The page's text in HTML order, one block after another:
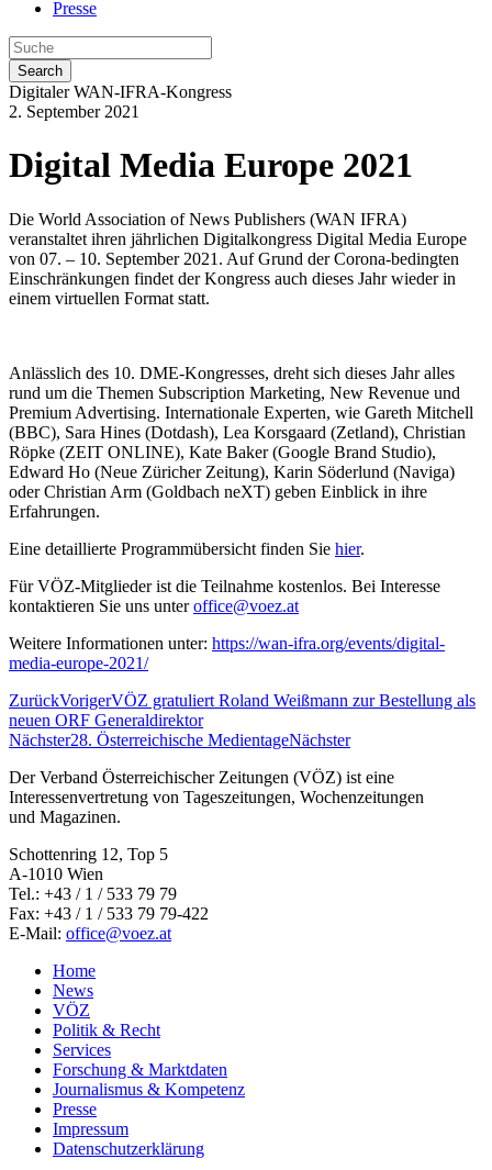
Presse
Search
Digitaler WAN-IFRA-Kongress
2. September 2021
Digital Media Europe 2021
Die World Association of News Publishers (WAN IFRA)
veranstaltet ihren jährlichen Digitalkongress Digital Media Europe
von 07. – 10. September 2021. Auf Grund der Corona-bedingten
Einschränkungen findet der Kongress auch dieses Jahr wieder in
einem virtuellen Format statt.
Anlässlich des 10. DME-Kongresses, dreht sich dieses Jahr alles
rund um die Themen Subscription Marketing, New Revenue und
Premium Advertising. Internationale Experten, wie Gareth Mitchell
(BBC), Sara Hines (Dotdash), Lea Korsgaard (Zetland), Christian
Röpke (ZEIT ONLINE), Kate Baker (Google Brand Studio),
Edward Ho (Neue Züricher Zeitung), Karin Söderlund (Naviga)
oder Christian Arm (Goldbach neXT) geben Einblick in ihre
Erfahrungen.
Eine detaillierte Programmübersicht finden Sie hier.
Für VÖZ-Mitglieder ist die Teilnahme kostenlos. Bei Interesse
kontaktieren Sie uns unteroffice@voez.at
Weitere Informationen unter: https://wan-ifra.org/events/digital-
media-europe-2021/
ZurückVorigerVÖZ gratuliert Roland Weißmann zur Bestellung als
neuen ORF Generaldirektor
Nächster28. Österreichische MedientageNächster
Der Verband Österreichischer Zeitungen (VÖZ) ist eine
Interessenvertretung von Tageszeitungen, Wochenzeitungen
und Magazinen.
Schottenring 12, Top 5
A-1010 Wien
Tel.: +43 / 1 / 533 79 79
Fax: +43 / 1 / 533 79 79-422
E-Mail: office@voez.at
Home
News
VÖZ
Politik & Recht
Services
Forschung & Marktdaten
Journalismus & Kompetenz
Presse
Impressum
Datenschutzerklärung